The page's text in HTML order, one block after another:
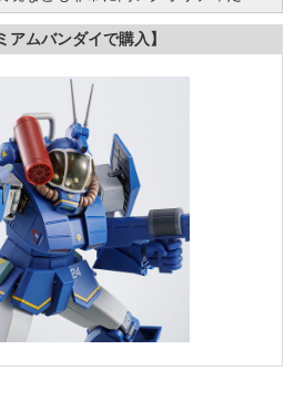
アムバンダイで購入】